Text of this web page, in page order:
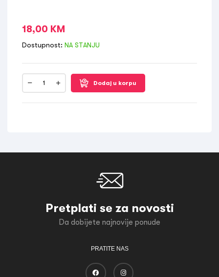
18,00 KM
Dostupnost: NA STANJU
Dodaj u korpu
Pretplati se za novosti
Da dobijete najnovije ponude
PRATITE NAS